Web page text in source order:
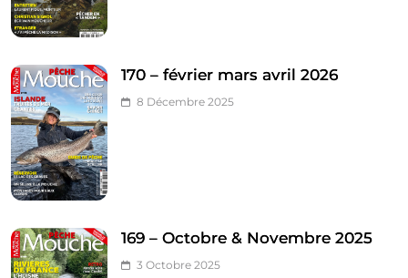
170 – février mars avril 2026
8 Décembre 2025
169 – Octobre & Novembre 2025
3 Octobre 2025